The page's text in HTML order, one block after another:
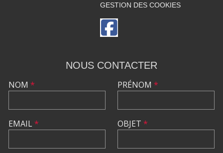
GESTION DES COOKIES
NOUS CONTACTER
NOM *
EMAIL*
PRÉNOM *
OBJET *